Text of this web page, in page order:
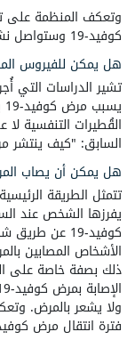
وتعكف المنظمة على
كوفيد-19 وستواصل نشر أحدث ما تتوصل إليه من نتائج.
هل يمكن للفيروس المسبب لمرض
تشير الدراسات التي
القُطيرات التنفسية
السابق: "كيف ينتشر
هل يمكن أن يصاب
تتمثل الطريقة
يفرزها الشخص عند
كوفيد-19 عن
الأشخاص المصابين
ذلك بصفة خاصة على
ولا يشعر بالمرض.
فترة انتقال مرض كوفيد-19 وستواصل نشر أحدث